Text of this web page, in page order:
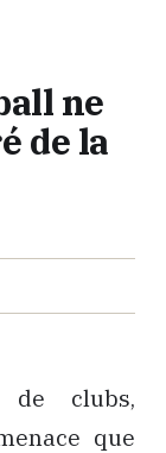
ne
de la
de clubs,
que